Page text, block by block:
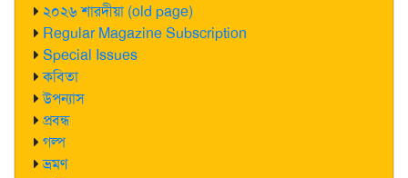
২০২৬ শারদীয়া (old page)
Regular Magazine Subscription
Special Issues
কবিতা
উপন্যাস
প্রবন্ধ
গল্প
ভ্রমণ